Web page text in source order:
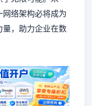
络架构必将成为
量，助力企业在数